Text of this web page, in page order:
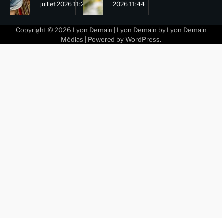
juillet 2026 11:29
2026 11:44
Copyright © 2026 Lyon Demain | Lyon Demain by Lyon Demain
Médias | Powered by WordPress.